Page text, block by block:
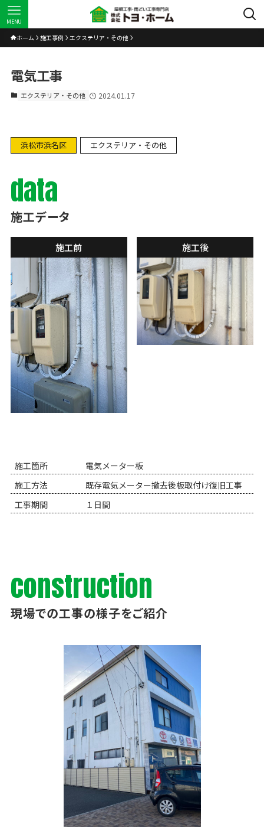
MENU
ホーム 施工事例 エクステリア・その他
電気工事
エクステリア・その他 2024.01.17
浜松市浜名区 エクステリア・その他
data
施工データ
施工前 施工後
施工箇所
電気メーター板
施工方法
既存電気メーター撤去後板取付け復旧工事
工事期間
１日間
construction
現場での工事の様子をご紹介